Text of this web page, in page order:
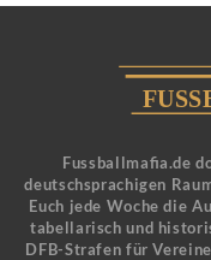
Fussballmafia.de
deutschsprachigen
Euch jede Woche die
tabellarisch und
DFB-Strafen für